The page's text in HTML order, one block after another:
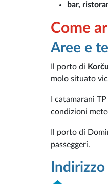
bar,
Come
Aree e
Il porto di
molo situato
I catamarani
condizioni
Il porto di
passeggeri.